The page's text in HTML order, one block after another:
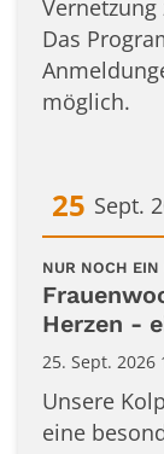
Das
möglich.
25 Sept.
Datum: 25.
NUR NOCH
Herzen -
25. Sept. 2026
Unsere
eine